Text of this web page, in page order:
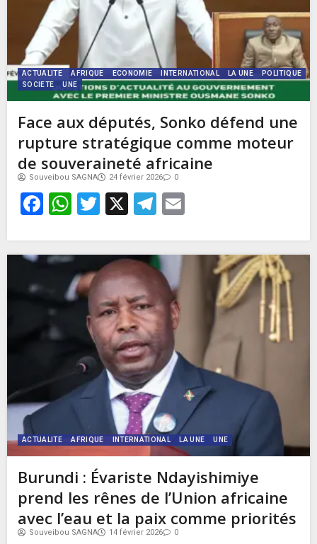
ACTUALITE AFRIQUE ECONOMIE INTERNATIONAL LA UNE
POLITIQUE
SOCIETE
UNE
Face aux députés, Sonko défend une
rupture stratégique comme moteur
de souveraineté africaine
Souveibou SAGNA 24 février 2026 0
Facebook
WhatsApp
Twitter
X Telegram
ACTUALITE AFRIQUE INTERNATIONAL LA UNE UNE
Burundi : Évariste Ndayishimiye
prend les rênes de l’Union africaine
avec l’eau et la paix comme priorités
Souveibou SAGNA 14 février 2026 0